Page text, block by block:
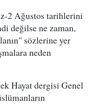
2 Ağustos tarihlerini
değilse ne zaman,
sözlerine yer
neden
Hayat dergisi Genel